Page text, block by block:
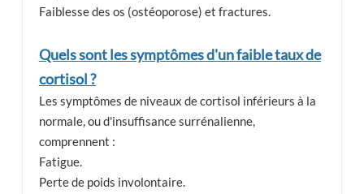
Faiblesse des os (ostéoporose) et fractures.
Quels sont les symptômes d'un faible taux de
cortisol ?
Les symptômes de niveaux de cortisol inférieurs à la
normale, ou d'insuffisance surrénalienne,
comprennent :
Fatigue.
Perte de poids involontaire.